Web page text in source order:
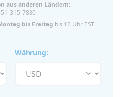
Währung:
aus anderen Ländern:
315-7880
bis Freitag bis 12 Uhr EST